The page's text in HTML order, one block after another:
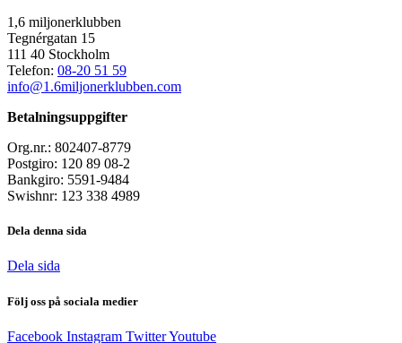
1,6 miljonerklubben
Tegnérgatan 15
111 40 Stockholm
Telefon: 08-20 51 59
info@1.6miljonerklubben.com
Betalningsuppgifter
Org.nr.: 802407-8779
Postgiro: 120 89 08-2
Bankgiro: 5591-9484
Swishnr: 123 338 4989
Dela denna sida
Dela sida
Följ oss på sociala medier
Facebook Instagram TwitterYoutube